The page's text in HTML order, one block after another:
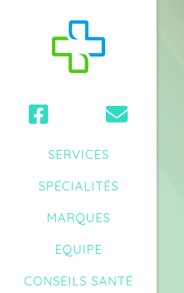
SERVICES
SPÉCIALITÉS
MARQUES
EQUIPE
CONSEILS SANTÉ